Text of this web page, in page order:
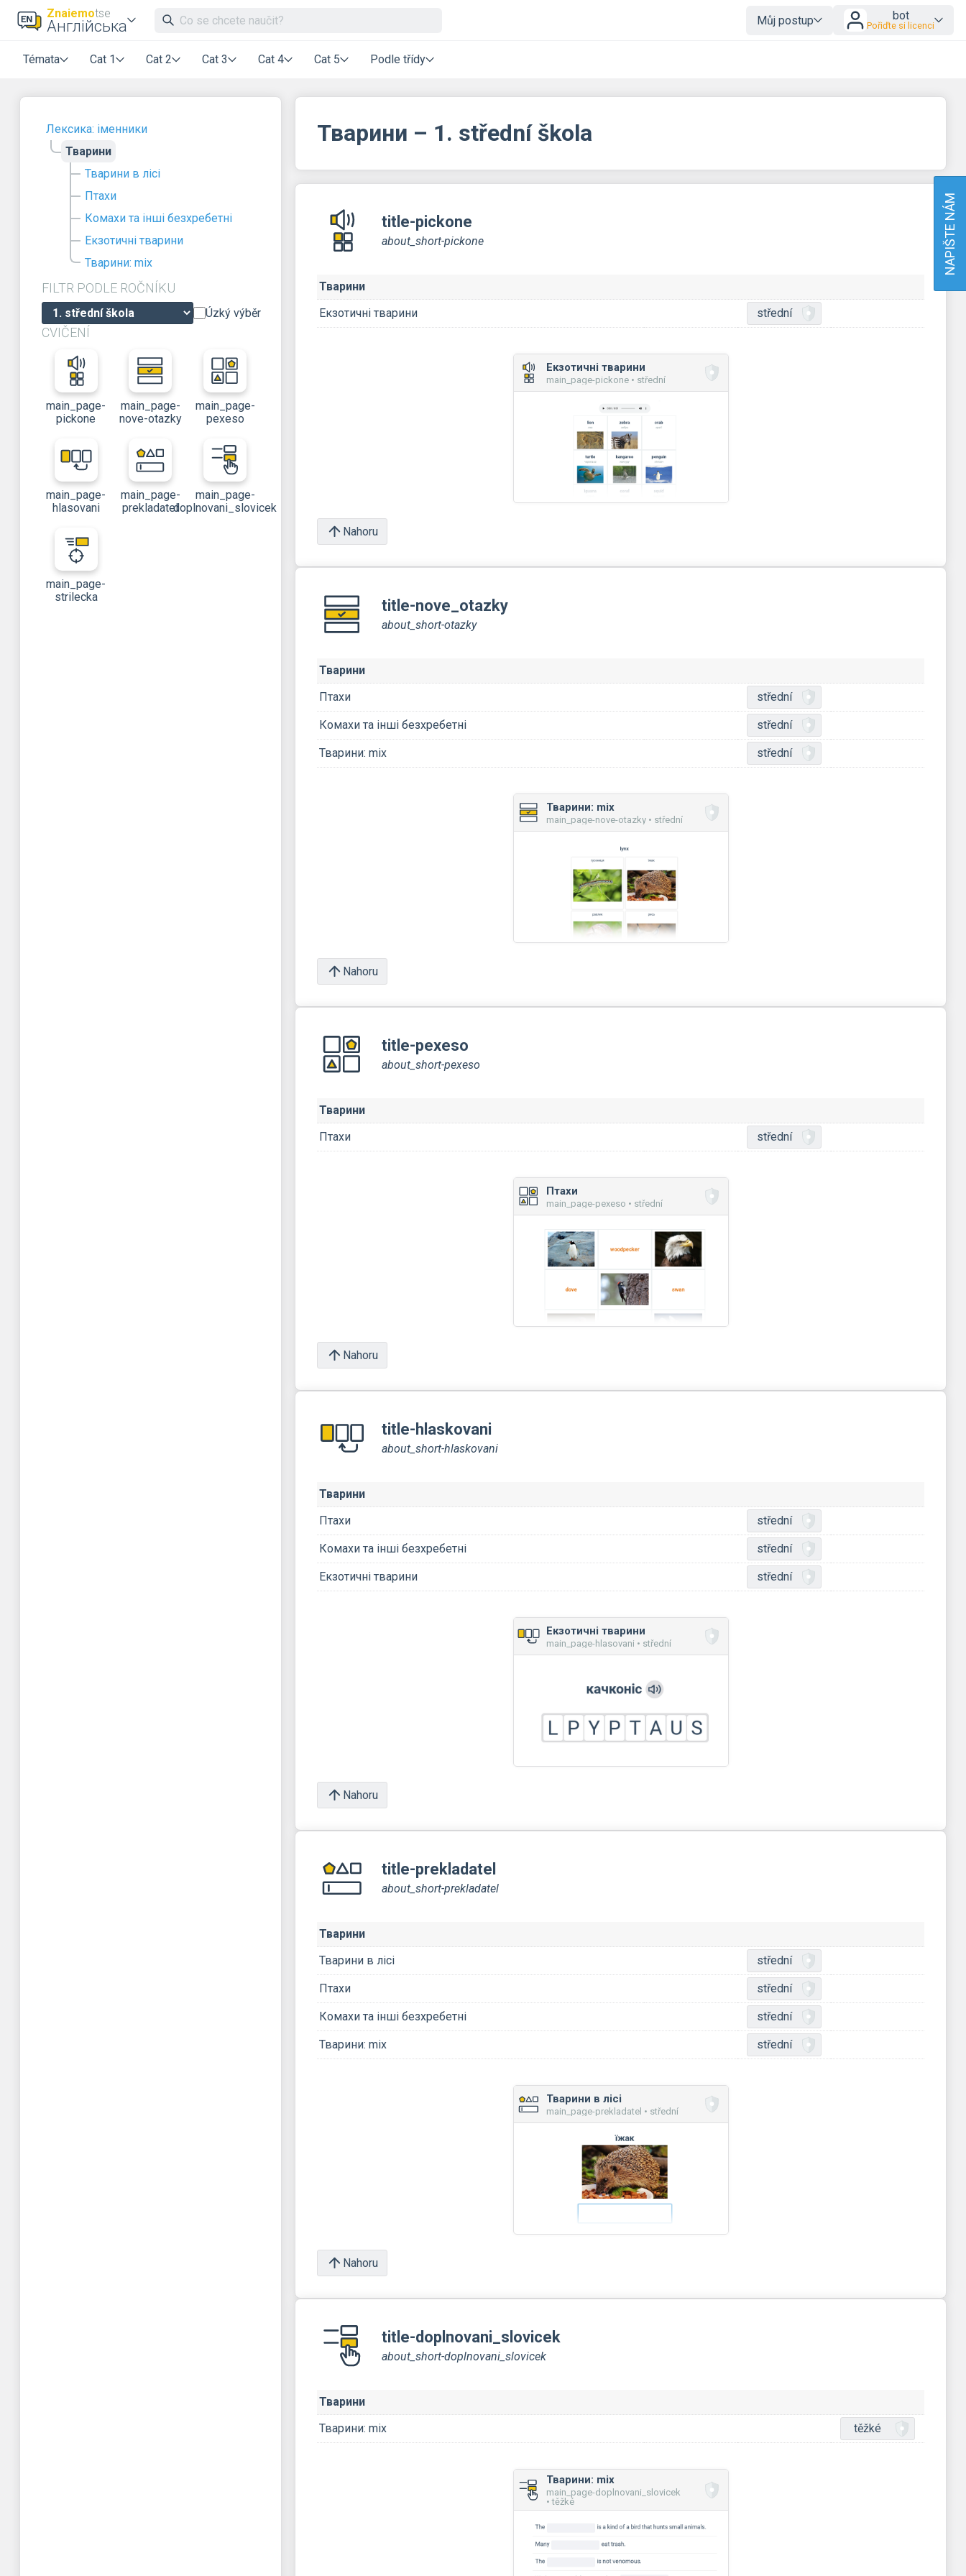
Znaiemotse
Англійська Můj postup bot
Pořiďte si licenci
Témata Cat 1 Cat 2 Cat 3 Cat 4 Cat 5 Podle třídy
Лексика: іменники
Тварини
Тварини в лісі
Птахи
Комахи та інші безхребетні
Екзотичні тварини
Тварини: mix
FILTR PODLE ROČNÍKU
Úzký výběr
CVIČENÍ
main_page-
pickone
main_page-
nove-otazky
main_page-
pexeso
main_page-
hlasovani
main_page-
prekladatel
main_page-
doplnovani_slovicek
main_page-
strilecka
Тварини – 1. střední škola
title-pickone
about_short-pickone
Тварини
Екзотичні тварини
střední
Екзотичні тварини
main_page-pickone • střední
Nahoru
title-nove_otazky
about_short-otazky
Тварини
Птахи
střední
Комахи та інші безхребетні střední
Тварини: mix střední
Тварини: mix
main_page-nove-otazky • střední
Nahoru
title-pexeso
about_short-pexeso
Тварини
Птахи
střední
Птахи
main_page-pexeso • střední
Nahoru
title-hlaskovani
about_short-hlaskovani
Тварини
Птахи
střední
Комахи та інші безхребетні střední
Екзотичні тварини střední
Екзотичні тварини
main_page-hlasovani • střední
Nahoru
title-prekladatel
about_short-prekladatel
Тварини
Тварини в лісі
střední
Птахи střední
Комахи та інші безхребетні střední
Тварини: mix střední
Тварини в лісі
main_page-prekladatel • střední
Nahoru
title-doplnovani_slovicek
about_short-doplnovani_slovicek
Тварини
Тварини: mix
těžké
Тварини: mix
main_page-doplnovani_slovicek
• těžké
NAPIŠTE NÁM